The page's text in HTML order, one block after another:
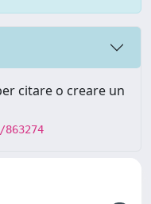
citare o creare un